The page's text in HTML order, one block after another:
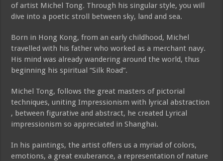
of artist Michel Tong. Through his singular style, you will
dive into a poetic stroll between sky, land and sea.
Born in Hong Kong, from an early childhood, Michel
travelled with his father who worked as a merchant navy.
His mind was already wandering around the world, thus
beginning his spiritual “Silk Road”.
Michel Tong, follows the great masters of pictorial
techniques, uniting Impressionism with lyrical abstraction
, between figurative and abstract, he created Lyrical
impressionism so appreciated in Shanghai.
In his paintings, the artist offers us a myriad of colors,
emotions, a great exuberance, a representation of nature